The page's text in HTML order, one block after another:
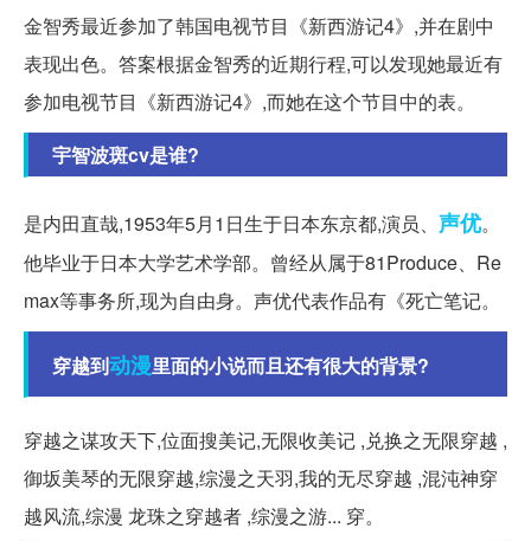
金智秀最近参加了韩国电视节目《新西游记4》,并在剧中
表现出色。答案根据金智秀的近期行程,可以发现她最近有
参加电视节目《新西游记4》,而她在这个节目中的表。
宇智波斑cv是谁?
是内田直哉,1953年5月1日生于日本东京都,演员、 声优。
他毕业于日本大学艺术学部。曾经从属于81Produce、Re
max等事务所,现为自由身。声优代表作品有《死亡笔记。
穿越到动漫里面的小说而且还有很大的背景?
穿越之谋攻天下,位面搜美记,无限收美记 ,兑换之无限穿越 ,
御坂美琴的无限穿越,综漫之天羽,我的无尽穿越 ,混沌神穿
越风流,综漫 龙珠之穿越者 ,综漫之游... 穿。